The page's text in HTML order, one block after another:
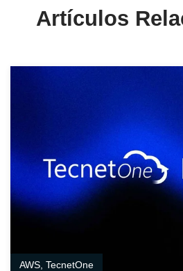
Artículos
AWS TecnetOne